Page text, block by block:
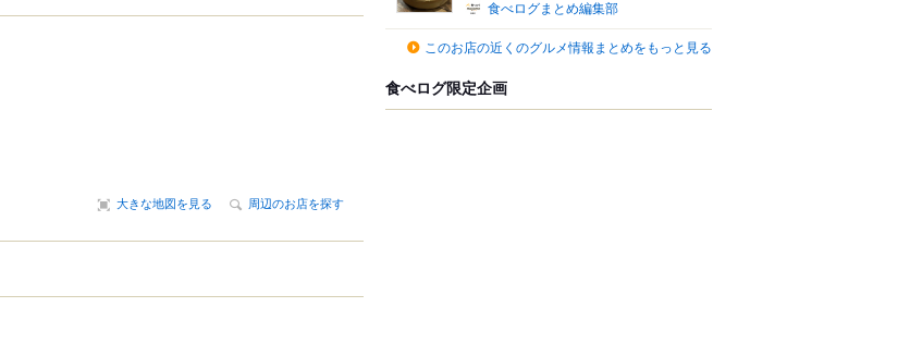
大きな地図を見る 周辺のお店を探す
食べログまとめ編集部
このお店の近くのグルメ情報まとめをもっと見る
食べログ限定企画